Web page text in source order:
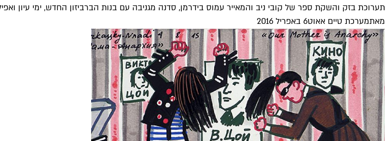
תערוכת בזק והשקת ספר של קובי ניב והמאייר עמוס בידרמן, סדנה מגניבה עם בנות הברביזון החדש, ימי עיון
מאתמערכת טיים אאוט6 באפריל 2016